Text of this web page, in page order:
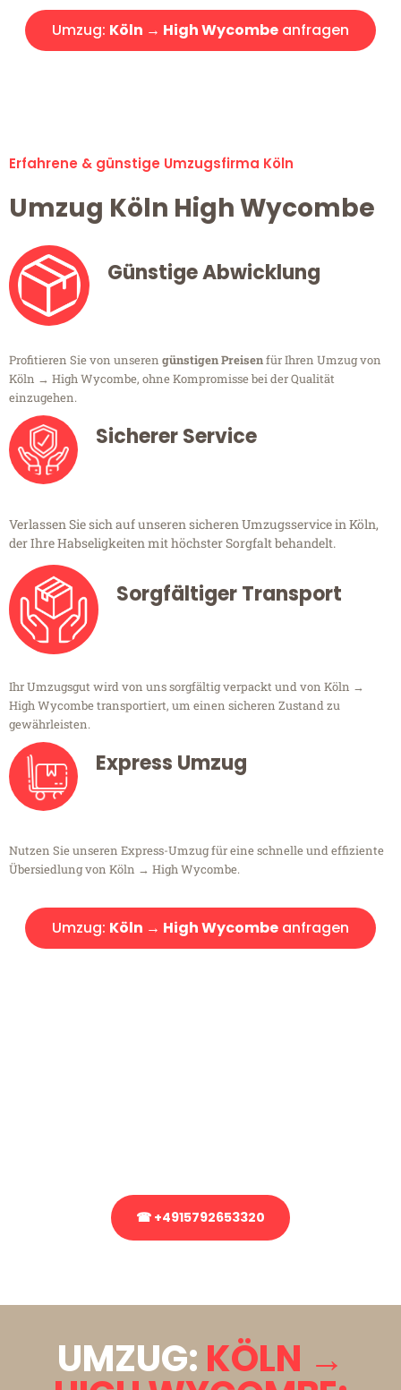
Umzug: Köln → High Wycombe anfragen
Erfahrene & günstige Umzugsfirma Köln
Umzug Köln High Wycombe
Günstige Abwicklung
Profitieren Sie von unseren günstigen Preisenfür Ihren Umzug von
Köln → High Wycombe, ohne Kompromisse bei der Qualität
einzugehen.
Sicherer Service
Verlassen Sie sich auf unseren sicheren Umzugsservice in Köln,
der Ihre Habseligkeiten mit höchster Sorgfalt behandelt.
Sorgfältiger Transport
Ihr Umzugsgut wird von uns sorgfältig verpackt und von Köln →
High Wycombe transportiert, um einen sicheren Zustand zu
gewährleisten.
Express Umzug
Nutzen Sie unseren Express-Umzug für eine schnelle und effiziente
Übersiedlung von Köln → High Wycombe.
Umzug: Köln → High Wycombe anfragen
☎ +4915792653320
UMZUG: KÖLN →